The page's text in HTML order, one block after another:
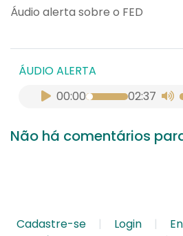
Áudio alerta sobre o FED
ÁUDIO ALERTA
00:00
02:37
Não há comentários
Cadastre-se Login